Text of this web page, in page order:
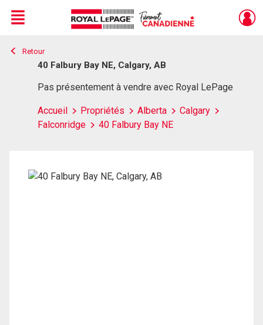
Live
En Direct
Menu
Retour
40 Falbury Bay NE, Calgary, AB
Pas présentement à vendre avec Royal LePage
Accueil Propriétés Alberta
Calgary
Falconridge
40 Falbury Bay NE